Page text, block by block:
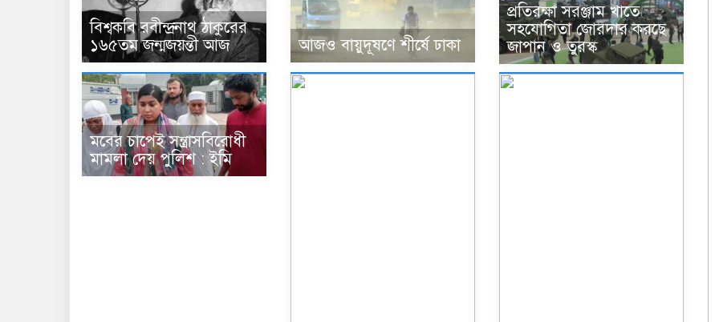
বিশ্বকবি রবীন্দ্রনাথ ঠাকুরের
১৬৫তম জন্মজয়ন্তী আজ
আজও বায়ুদূষণে শীর্ষে ঢাকা
প্রতিরক্ষা সরঞ্জাম খাতে
সহযোগিতা জোরদার করছে
জাপান ও তুরস্ক
মবের চাপেই সন্ত্রাসবিরোধী
মামলা দেয় পুলিশ : ইমি